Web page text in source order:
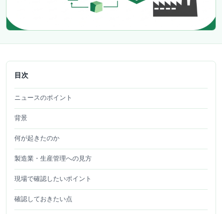
目次
ニュースのポイント
背景
何が起きたのか
製造業・生産管理への見方
現場で確認したいポイント
確認しておきたい点